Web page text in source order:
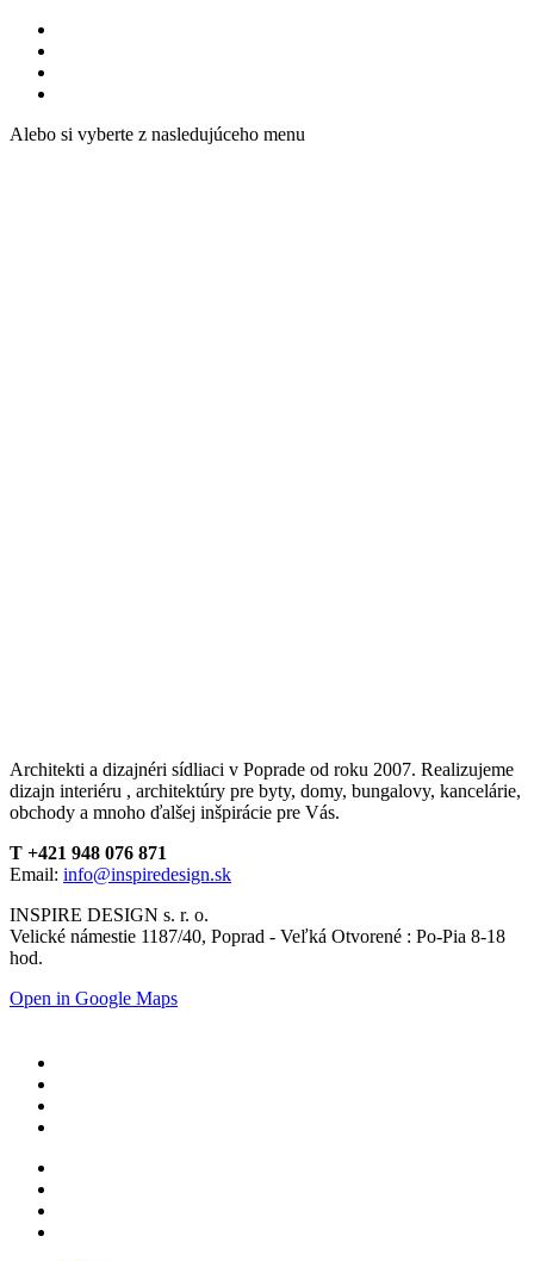
Alebo si vyberte z nasledujúceho menu
Architekti a dizajnéri sídliaci v Poprade od roku 2007. Realizujeme
dizajn interiéru , architektúry pre byty, domy, bungalovy, kancelárie,
obchody a mnoho ďalšej inšpirácie pre Vás.
T +421 948 076 871
Email: info@inspiredesign.sk
INSPIRE DESIGN s. r. o.
Velické námestie 1187/40, Poprad - Veľká Otvorené : Po-Pia 8-18
hod.
Open in Google Maps